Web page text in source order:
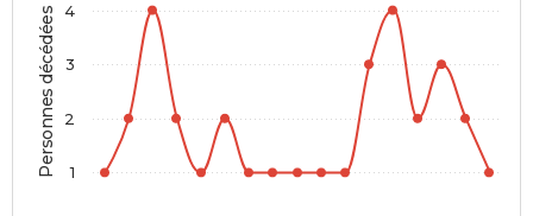
Personnes décédées 1
2
3
4